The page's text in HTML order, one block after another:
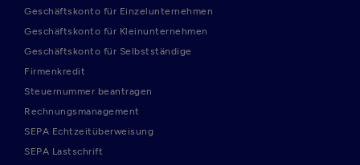
Geschäftskonto für Einzelunternehmen
Geschäftskonto für Kleinunternehmen
Geschäftskonto für Selbstständige
Firmenkredit
Steuernummer beantragen
Rechnungsmanagement
SEPA Echtzeitüberweisung
SEPA Lastschrift